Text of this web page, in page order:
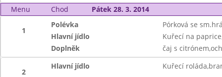
Menu Chod Pátek 28. 3. 2014
1
Polévka
Pórková se
Hlavní jídlo
Kuřecí na
Doplněk
čaj s
2
Hlavní jídlo Kuřecí